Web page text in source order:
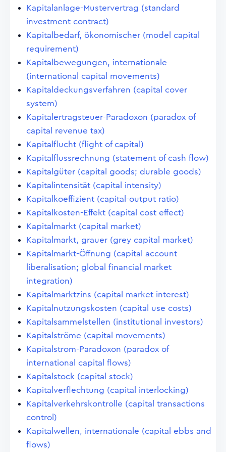
Kapitalanlage-Mustervertrag (standard
investment contract)
Kapitalbedarf, ökonomischer (model capital
requirement)
Kapitalbewegungen, internationale
(international capital movements)
Kapitaldeckungsverfahren (capital cover
system)
Kapitalertragsteuer-Paradoxon (paradox of
capital revenue tax)
Kapitalflucht (flight of capital)
Kapitalflussrechnung (statement of cash flow)
Kapitalgüter (capital goods; durable goods)
Kapitalintensität (capital intensity)
Kapitalkoeffizient (capital-output ratio)
Kapitalkosten-Effekt (capital cost effect)
Kapitalmarkt (capital market)
Kapitalmarkt, grauer (grey capital market)
Kapitalmarkt-Öffnung (capital account
liberalisation; global financial market
integration)
Kapitalmarktzins (capital market interest)
Kapitalnutzungskosten (capital use costs)
Kapitalsammelstellen (institutional investors)
Kapitalströme (capital movements)
Kapitalstrom-Paradoxon (paradox of
international capital flows)
Kapitalstock (capital stock)
Kapitalverflechtung (capital interlocking)
Kapitalverkehrskontrolle (capital transactions
control)
Kapitalwellen, internationale (capital ebbs and
flows)